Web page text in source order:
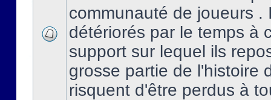
communauté de joueurs .
détériorés par le temps à
support sur lequel ils
grosse partie de l'histoire
risquent d'être perdus à